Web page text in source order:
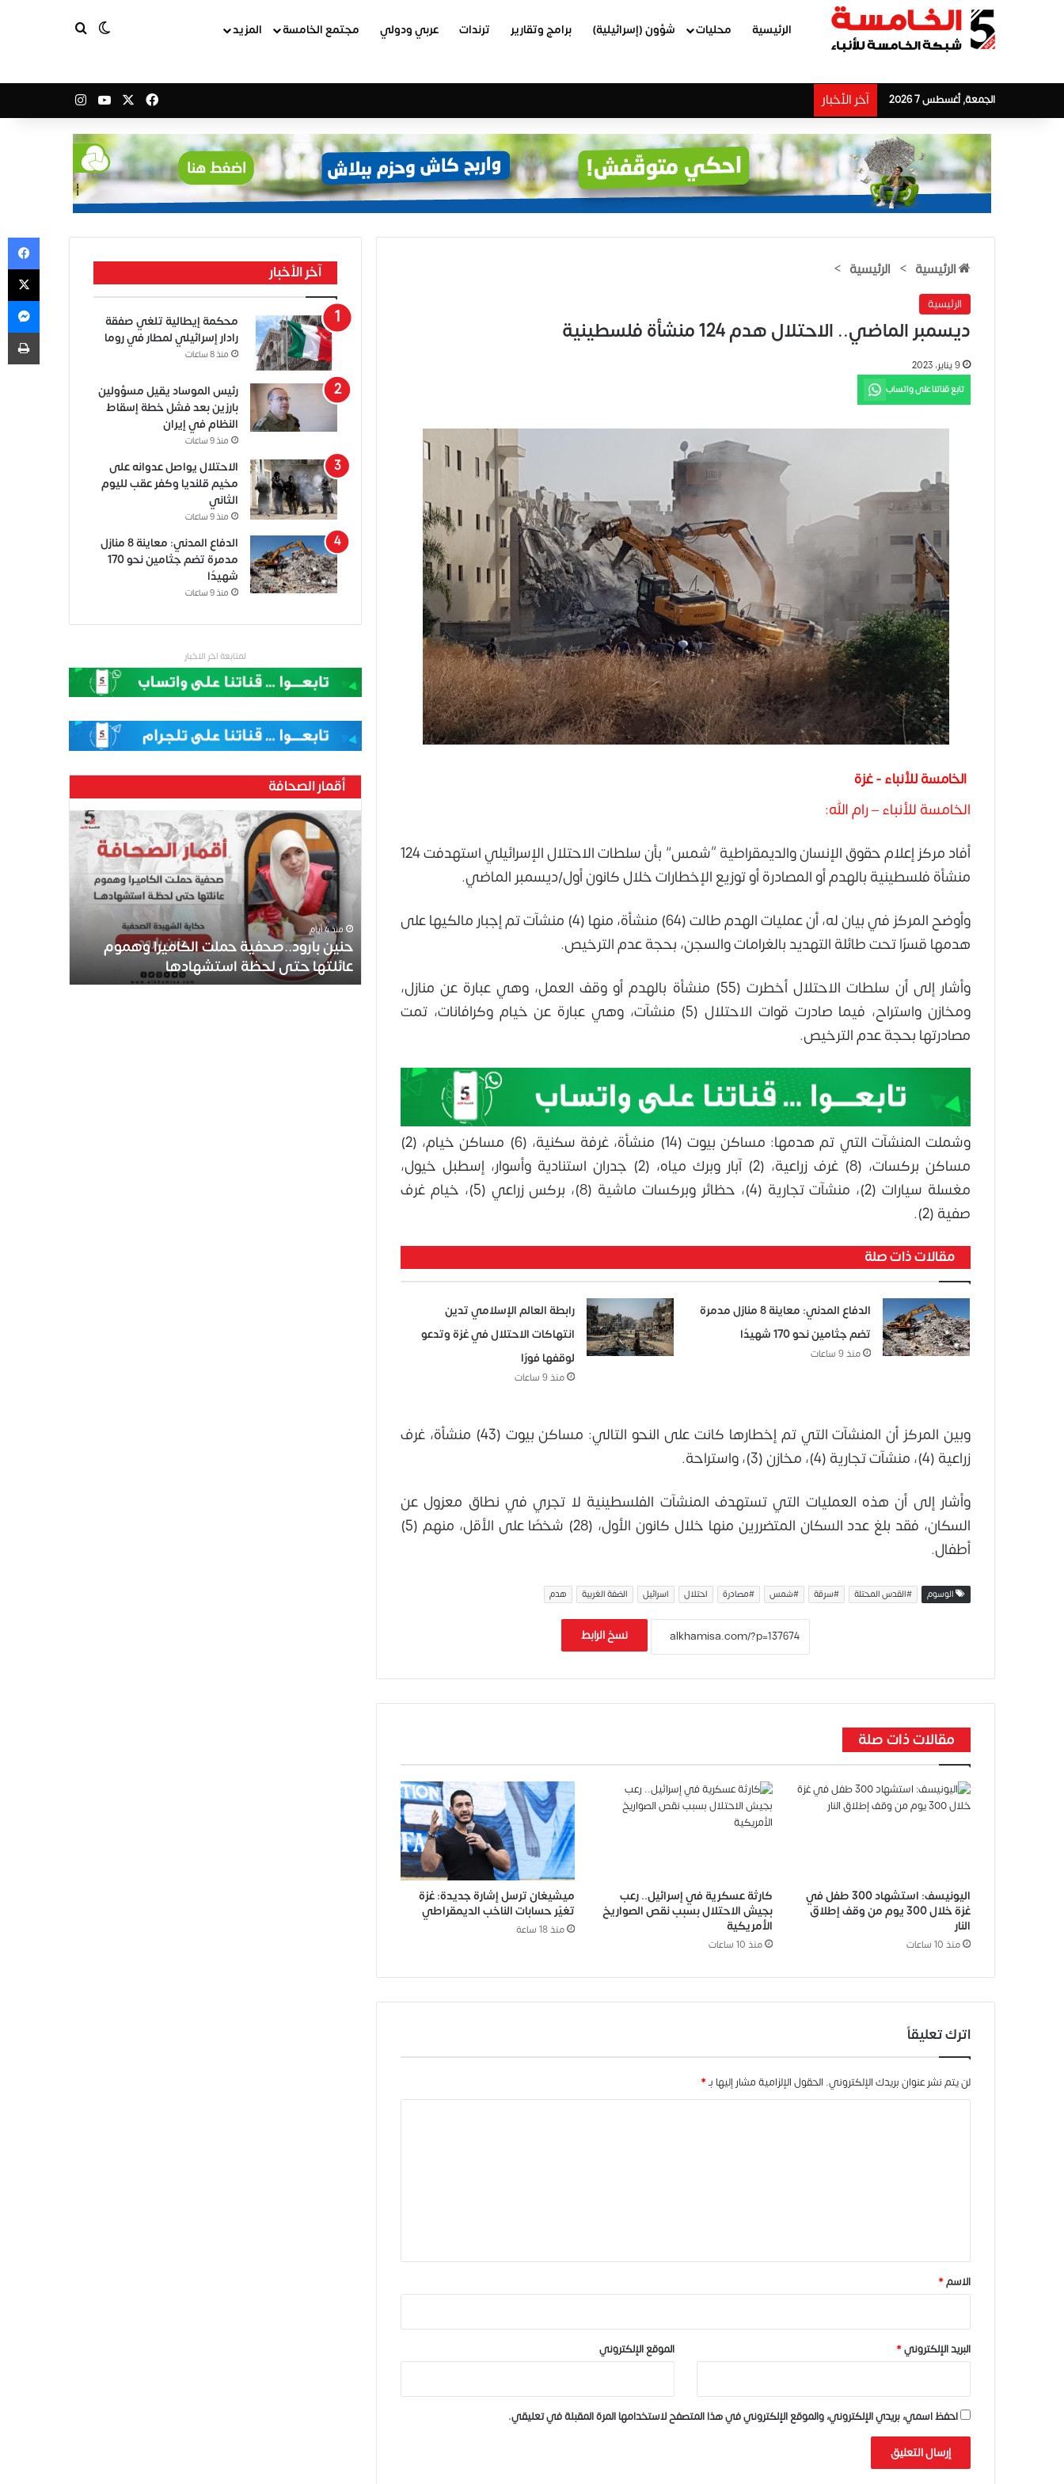
الرئيسية محليات شؤون (إسرائيلية) برامج وتقارير ترندات عربي ودولي مجتمع الخامسة المزيد الوضع المظلم
بحث عن
الجمعة, أغسطس 7 2026 آخر الأخبار فيسبوك‫YouTube
انستقرام
الرئيسية > الرئيسية >
الرئيسية
ديسمبر الماضي.. الاحتلال هدم 124 منشأة فلسطينية
9 يناير، 2023
تابع قناتنا على واتساب
الخامسة للأنباء - غزة
الخامسة للأنباء – رام الله:
أفاد مركز إعلام حقوق الإنسان والديمقراطية “شمس” بأن سلطات الاحتلال الإسرائيلي استهدفت 124
منشأة فلسطينية بالهدم أو المصادرة أو توزيع الإخطارات خلال كانون أول/ديسمبر الماضي.
وأوضح المركز في بيان له، أن عمليات الهدم طالت (64) منشأة، منها (4) منشآت تم إجبار مالكيها على
هدمها قسرًا تحت طائلة التهديد بالغرامات والسجن، بحجة عدم الترخيص.
وأشار إلى أن سلطات الاحتلال أخطرت (55) منشأة بالهدم أو وقف العمل، وهي عبارة عن منازل،
ومخازن واستراح، فيما صادرت قوات الاحتلال (5) منشآت، وهي عبارة عن خيام وكرافانات، تمت
مصادرتها بحجة عدم الترخيص.
وشملت المنشآت التي تم هدمها: مساكن بيوت (14) منشأة، غرفة سكنية، (6) مساكن خيام، (2)
مساكن بركسات، (8) غرف زراعية، (2) آبار وبرك مياه، (2) جدران استنادية وأسوار، إسطبل خيول،
مغسلة سيارات (2)، منشآت تجارية (4)، حظائر وبركسات ماشية (8)، بركس زراعي (5)، خيام غرف
صفية (2).
مقالات ذات صلة
الدفاع المدني: معاينة 8 منازل مدمرة
تضم جثامين نحو 170 شهيدًا
منذ 9 ساعات
رابطة العالم الإسلامي تدين
انتهاكات الاحتلال في غزة وتدعو
لوقفها فورًا
منذ 9 ساعات
وبين المركز أن المنشآت التي تم إخطارها كانت على النحو التالي: مساكن بيوت (43) منشأة، غرف
زراعية (4)، منشآت تجارية (4)، مخازن (3)، واستراحة.
وأشار إلى أن هذه العمليات التي تستهدف المنشآت الفلسطينية لا تجري في نطاق معزول عن
السكان، فقد بلغ عدد السكان المتضررين منها خلال كانون الأول، (28) شخصًا على الأقل، منهم (5)
أطفال.
الوسوم #القدس المحتلة #سرقة #شمس #مصادرة احتلال اسرائيل الضفة الغربية هدم
نسخ الرابط
مقالات ذات صلة
اليونيسف: استشهاد 300 طفل في
غزة خلال 300 يوم من وقف إطلاق
النار
منذ 10 ساعات
كارثة عسكرية في إسرائيل.. رعب
بجيش الاحتلال بسبب نقص الصواريخ
الأمريكية
منذ 10 ساعات
ميشيغان ترسل إشارة جديدة: غزة
تغيّر حسابات الناخب الديمقراطي
منذ 18 ساعة
اترك تعليقاً
لن يتم نشر عنوان بريدك الإلكتروني. الحقول الإلزامية مشار إليها بـ*
*
الاسم*
البريد الإلكتروني* الموقع الإلكتروني
احفظ اسمي، بريدي الإلكتروني، والموقع الإلكتروني في هذا المتصفح لاستخدامها المرة المقبلة في تعليقي.
آخر الأخبار
محكمة إيطالية تلغي صفقة
رادار إسرائيلي لمطار في روما
منذ 8 ساعات
رئيس الموساد يقيل مسؤولين
بارزين بعد فشل خطة إسقاط
النظام في إيران
منذ 9 ساعات
الاحتلال يواصل عدوانه على
مخيم قلنديا وكفر عقب لليوم
الثاني
منذ 9 ساعات
الدفاع المدني: معاينة 8 منازل
مدمرة تضم جثامين نحو 170
شهيدًا
منذ 9 ساعات
لمتابعة اخر الاخبار
أقمار الصحافة
حنين
بارود..صحفية
حملت
الكاميرا
وهموم
عائلتها
لحظة
استشهادها
منذ 4 أيام
حنين بارود..صحفية حملت الكاميرا وهموم
عائلتها حتى لحظة استشهادها
‫X